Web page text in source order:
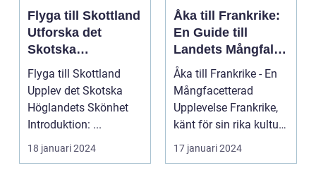
Flyga till Skottland
Utforska det
Skotska
Höglandets
Skönhet
Flyga till Skottland
Upplev det Skotska
Höglandets Skönhet
Introduktion: ...
18 januari 2024
Åka till Frankrike:
En Guide till
Landets Mångfald
och Attraktioner
Åka till Frankrike - En
Mångfacetterad
Upplevelse Frankrike,
känt för sin rika kultur,
historiska a...
17 januari 2024